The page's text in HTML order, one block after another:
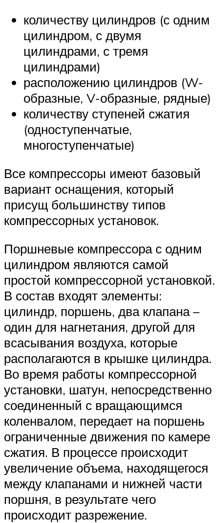
количеству цилиндров (с одним
цилиндром, с двумя
цилиндрами, с тремя
цилиндрами)
расположению цилиндров (W-
образные, V-образные, рядные)
количеству ступеней сжатия
(одноступенчатые,
многоступенчатые)
Все компрессоры имеют базовый
вариант оснащения, который
присущ большинству типов
компрессорных установок.
Поршневые компрессора с одним
цилиндром являются самой
простой компрессорной установкой.
В состав входят элементы:
цилиндр, поршень, два клапана –
один для нагнетания, другой для
всасывания воздуха, которые
располагаются в крышке цилиндра.
Во время работы компрессорной
установки, шатун, непосредственно
соединенный с вращающимся
коленвалом, передает на поршень
ограниченные движения по камере
сжатия. В процессе происходит
увеличение объема, находящегося
между клапанами и нижней части
поршня, в результате чего
происходит разрежение.